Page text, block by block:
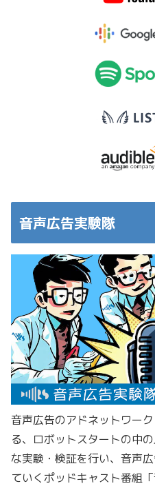
音声広告実験隊
音声広告のアドネットワー
る、ロボットスタートの中
な実験・検証を行い、音声
ていくポッドキャスト番組